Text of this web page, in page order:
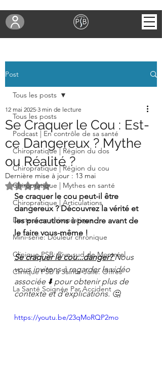
Post
Tous les posts
Podcast | En contrôle de sa santé
Chiropratique | Région du dos
Chiropratique | Région du cou
Chiropratique | Mythes en santé
Chiropratique | Articulations
Docteur en chiropratique
Mini-série: Douleur chronique
Clinique PSB: Rive-sud de Montréal
Clinique PSB à Sainte-Julie: Offres
La Santé Soignée Par Accident
Tous les posts
Se Craquer le Cou : Est-
ce Dangereux ? Mythe
ou Réalité ?
12 mai 2025 3 min de lecture
Dernière mise à jour : 13 mai
Noté NaN étoiles sur 5.
Se craquer le cou peut-il être
dangereux ? Découvrez la vérité et
les précautions à prendre avant de
le faire vous-même !
Se craquer le cou...danger? Nous
vous invitons à regarder la vidéo
associée ⬇️ pour obtenir plus de
contexte et d’explications. 🤔
https://youtu.be/23qMoRQP2mo